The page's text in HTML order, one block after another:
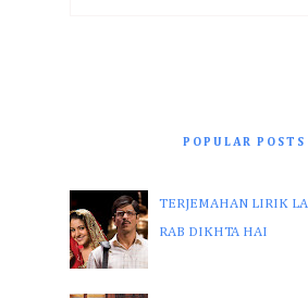
POPULAR POSTS
TERJEMAHAN LIRIK
RAB DIKHTA HAI